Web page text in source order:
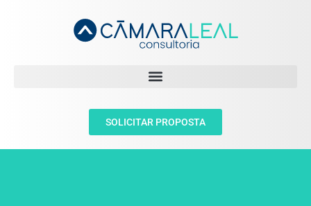
SOLICITAR PROPOSTA